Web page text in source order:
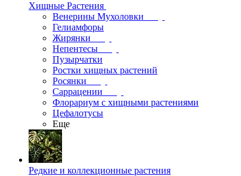
Хищные Растения
Венерины Мухоловки
Гелиамфоры
Жирянки
Непентесы
Пузырчатки
Ростки хищных растений
Росянки
Саррацении
Флорариум с хищными растениями
Цефалотусы
Еще
Редкие и коллекционные растения